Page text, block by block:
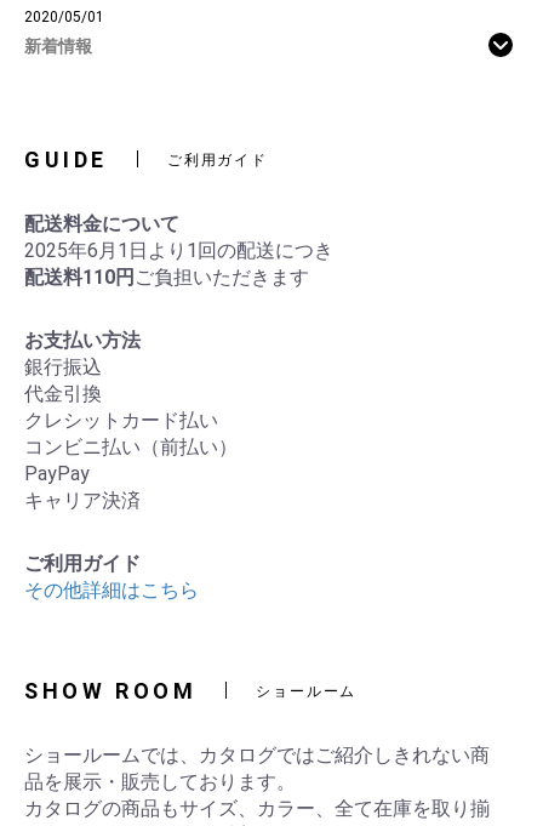
2020/05/01
新着情報
GUIDE ご利用ガイド
配送料金について
2025年6月1日より1回の配送につき
配送料110円 ご負担いただきます
お支払い方法
銀行振込
代金引換
クレシットカード払い
コンビニ払い（前払い）
PayPay
キャリア決済
ご利用ガイド
その他詳細はこちら
SHOW ROOM ショールーム
ショールームでは、カタログではご紹介しきれない商
品を展示・販売しております。
カタログの商品もサイズ、カラー、全て在庫を取り揃